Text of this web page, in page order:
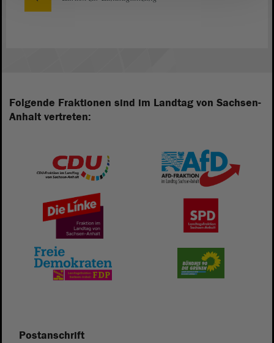
Folgende Fraktionen sind im Landtag von Sachsen-
Anhalt vertreten:
Postanschrift